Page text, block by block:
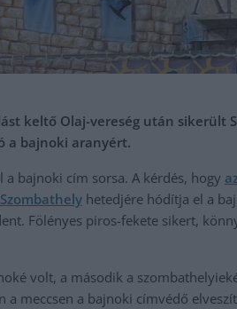
keltő Olaj-vereség után sikerült
a bajnoki aranyért.
bajnoki cím sorsa. A kérdés, hogy
hetedjére hódítja el a
Fölényes piros-fekete sikert,
volt, a második a
a meccsen a bajnoki címvédő